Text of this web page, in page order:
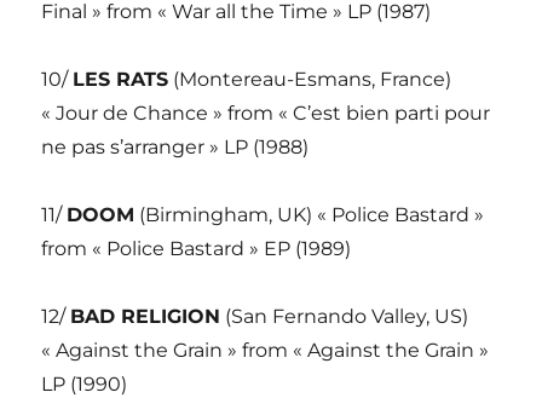
Final » from « War all the Time » LP (1987)
10/ LES RATS (Montereau-Esmans, France)
« Jour de Chance » from « C’est bien parti pour
ne pas s’arranger » LP (1988)
11/ DOOM (Birmingham, UK) « Police Bastard »
from « Police Bastard » EP (1989)
12/ BAD RELIGION (San Fernando Valley, US)
« Against the Grain » from « Against the Grain »
LP (1990)